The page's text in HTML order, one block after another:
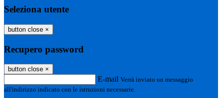
Seleziona utente
button close ×
Recupero password
button close ×
E-mail Verrà inviato un messaggio
all'indirizzo indicato con le istruzioni necessarie.